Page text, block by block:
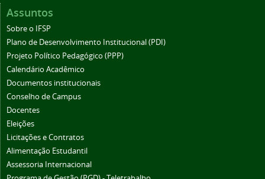
Assuntos
Sobre o IFSP
Plano de Desenvolvimento Institucional (PDI)
Projeto Político Pedagógico (PPP)
Calendário Acadêmico
Documentos institucionais
Conselho de Campus
Docentes
Eleições
Licitações e Contratos
Alimentação Estudantil
Assessoria Internacional